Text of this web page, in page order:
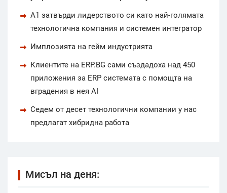
А1 затвърди лидерството си като най-голямата
технологична компания и системен интегратор
Имплозията на гейм индустрията
Клиентите на ERP.BG сами създадоха над 450
приложения за ERP системата с помощта на
вградения в нея AI
Седем от десет технологични компании у нас
предлагат хибридна работа
Мисъл на деня: